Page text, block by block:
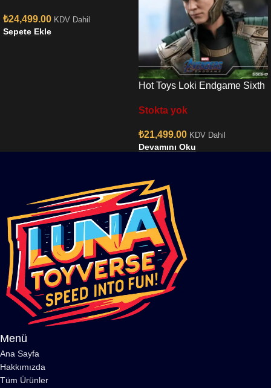
₺24,499.00 KDV Dahil
Sepete Ekle
Hot Toys Loki Endgame Sixth
Stokta yok
₺21,499.00 KDV Dahil
Devamını Oku
Menü
Ana Sayfa
Hakkımızda
Tüm Ürünler